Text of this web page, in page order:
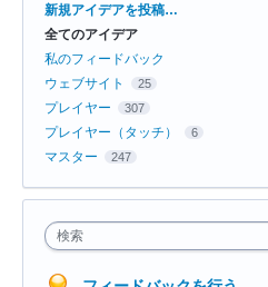
カ
ゴ
リ
新規アイデアを投稿…
全てのアイデア
私のフィードバック
ウェブサイト
25
プレイヤー 307
プレイヤー（タッチ） 6
マスター 247
検索